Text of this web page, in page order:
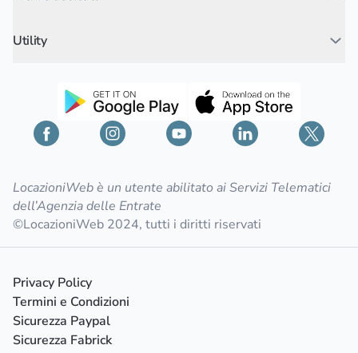
Utility
LocazioniWeb è un utente abilitato ai Servizi Telematici
dell’Agenzia delle Entrate
©LocazioniWeb 2024, tutti i diritti riservati
Privacy Policy
Termini e Condizioni
Sicurezza Paypal
Sicurezza Fabrick